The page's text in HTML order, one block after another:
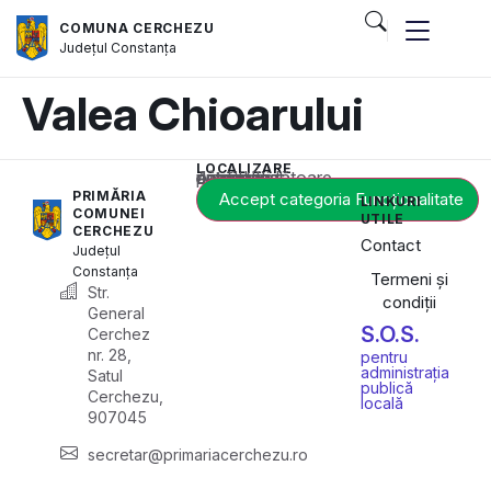
COMUNA CERCHEZU
JudețulConstanța
Valea Chioarului
PRIMĂRIA
COMUNEI
CERCHEZU
Județul
Constanța
Str.
General
Cerchez
nr. 28,
Satul
Cerchezu,
907045
secretar@primariacerchezu.ro
LOCALIZARE
Acest conținut este blocat până când acceptați categoria corespunzătoare de cookie-uri.
Accept categoria Funcționalitate
LINKURI
UTILE
Contact
Termeni și
condiții
S.O.S.
pentru
administrația
publică
locală